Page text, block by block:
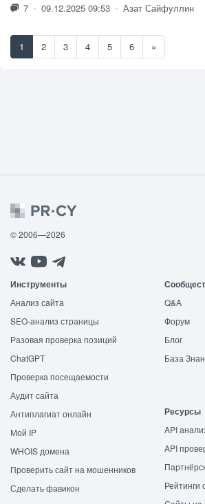
7 • 09.12.2025 09:53 • Азат Сайфуллин
1 2 3 4 5 6 »
© 2006—2026
Инструменты
Анализ сайта
SEO-анализ страницы
Разовая проверка позиций
ChatGPT
Проверка посещаемости
Аудит сайта
Антиплагиат онлайн
Мой IP
WHOIS домена
Проверить сайт на мошенников
Сделать фавикон
Q&A
Форум
Блог
База
Ресурсы
API
API
Рейтинги